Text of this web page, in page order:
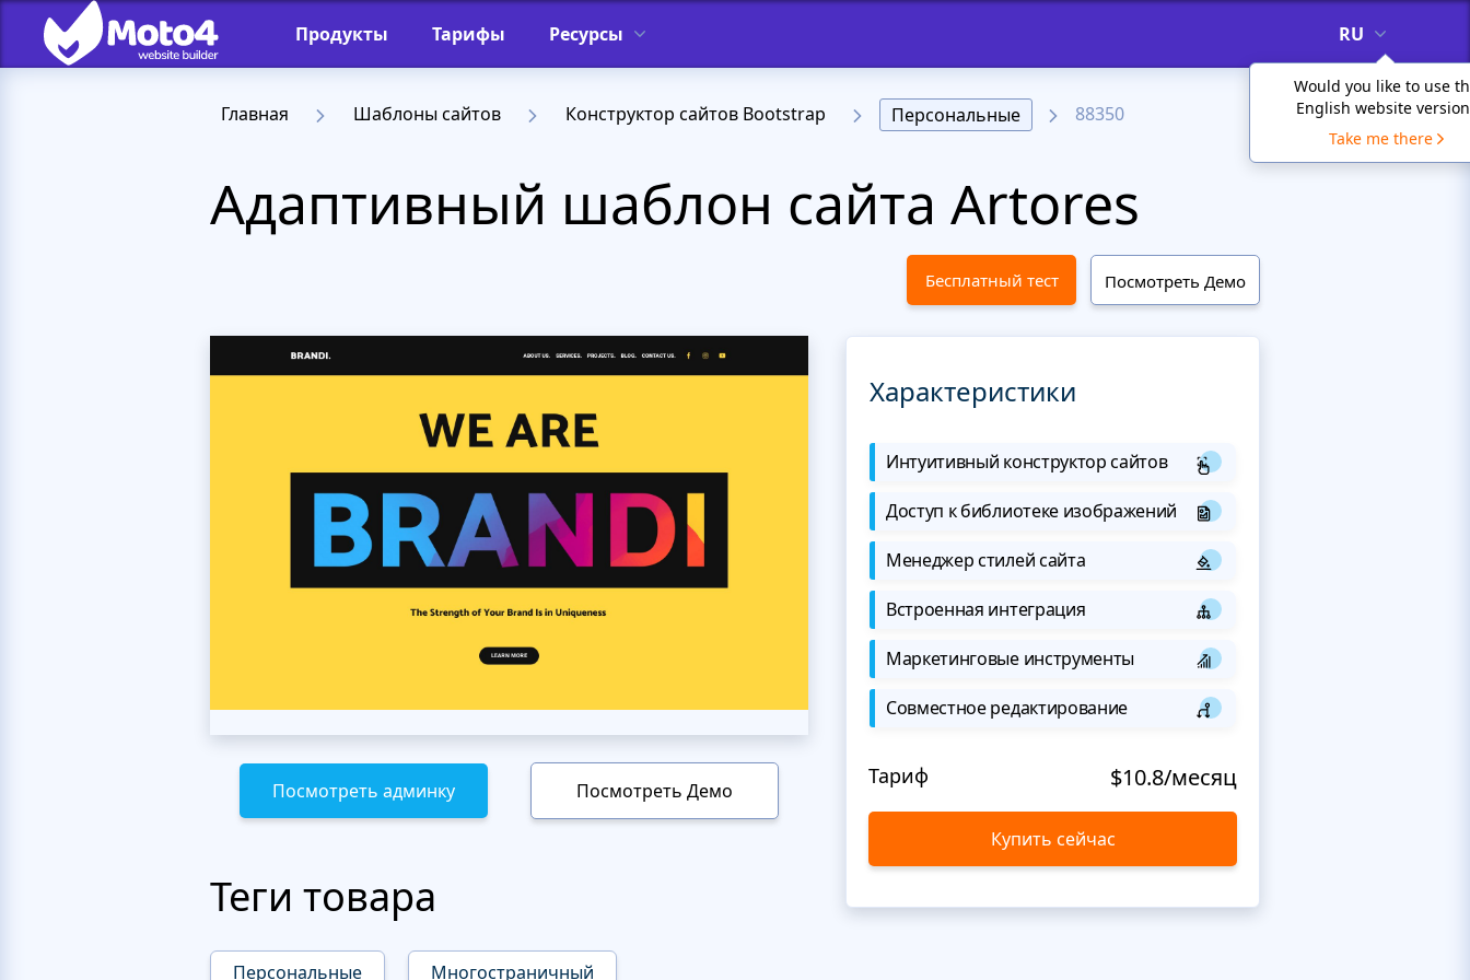
Продукты Тарифы Ресурсы RU
Would you like to use
English website
Take me there
Главная Шаблоны сайтов Конструктор сайтов Bootstrap Персональные 88350
Адаптивный шаблон сайта Artores
Бесплатный тест Посмотреть Демо
Посмотреть админку Посмотреть Демо
Теги товара
Персональные Многостраничный
Характеристики
Интуитивный конструктор сайтов
Доступ к библиотеке изображений
Менеджер стилей сайта
Встроенная интеграция
Маркетинговые инструменты
Совместное редактирование
Тариф $10.8/месяц
Купить сейчас